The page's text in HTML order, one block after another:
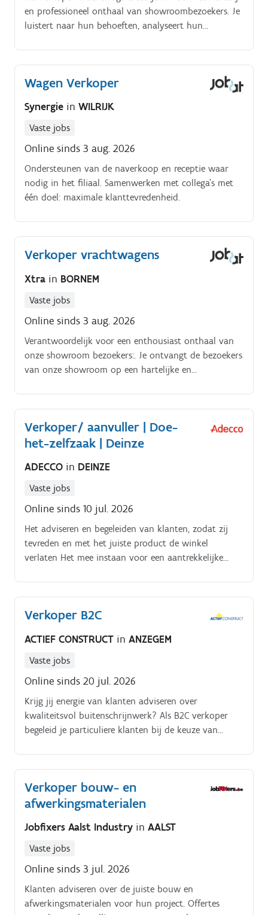
en professioneel onthaal van showroombezoekers. Je
luistert naar hun behoeften, analyseert hun
modellen, opties, promoties en financiële diensten
Daarnaast ben je verantwoordelijk voor het
onderhouden en verder uitbouwen van de
Wagen Verkoper
Synergie in WILRIJK
Vaste jobs
Online sinds 3 aug. 2026
Ondersteunen van de naverkoop en receptie waar
nodig in het filiaal. Samenwerken met collega’s met
één doel: maximale klanttevredenheid.
Verkoper vrachtwagens
Xtra in BORNEM
Vaste jobs
Online sinds 3 aug. 2026
Verantwoordelijk voor een enthousiast onthaal van
onze showroom bezoekers:. Je ontvangt de bezoekers
van onze showroom op een hartelijke en
Verkoper/ aanvuller | Doe-
het-zelfzaak | Deinze
ADECCO in DEINZE
Vaste jobs
Online sinds 10 jul. 2026
Het adviseren en begeleiden van klanten, zodat zij
tevreden en met het juiste product de winkel
verlaten Het mee instaan voor een aantrekkelijke
bestellingen voor klanten Het ondersteunen bij
leveringen, waaronder laden en lossen,
uitleveren van goederen. Je werkt nauw samen met je
collega's en zorgt mee voor een ordelijke en goed
Verkoper B2C
ACTIEF CONSTRUCT in ANZEGEM
Vaste jobs
Online sinds 20 jul. 2026
Krijg jij energie van klanten adviseren over
kwaliteitsvol buitenschrijnwerk? Als B2C verkoper
begeleid je particuliere klanten bij de keuze van
wensen.
Verkoper bouw- en
afwerkingsmaterialen
Jobfixers Aalst Industry in AALST
Vaste jobs
Online sinds 3 jul. 2026
Klanten adviseren over de juiste bouw en
afwerkingsmaterialen voor hun project. Offertes